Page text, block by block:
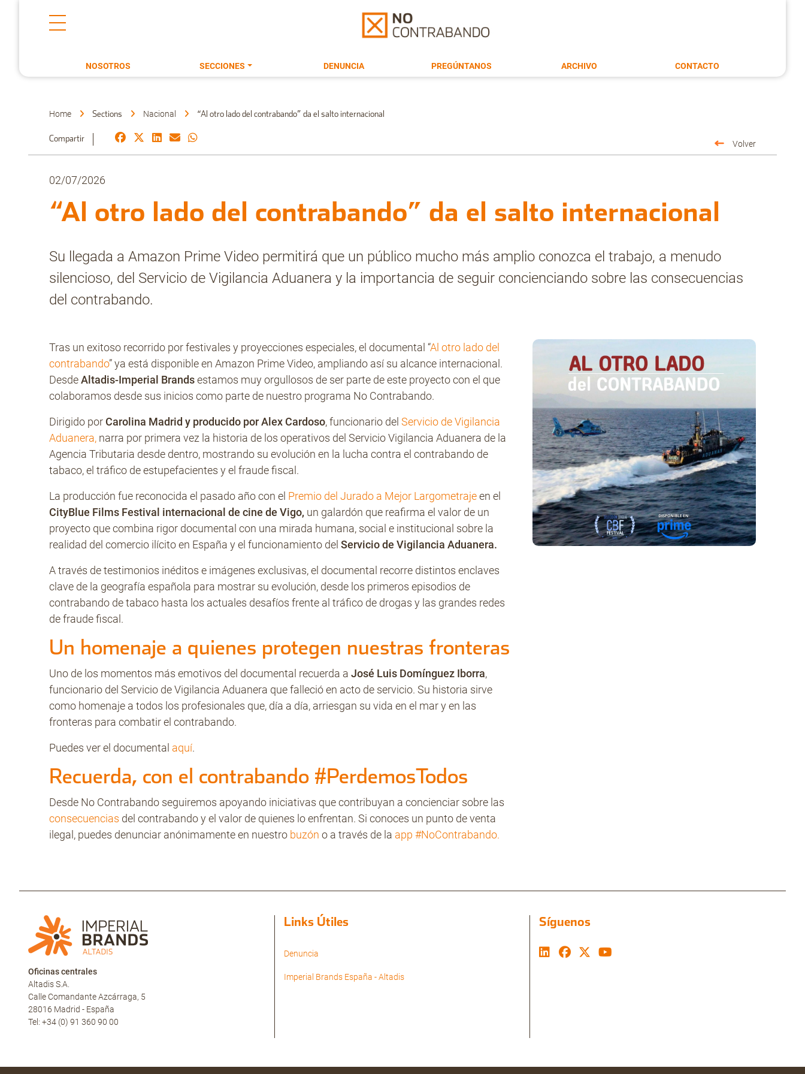
NOSOTROS SECCIONES DENUNCIA PREGÚNTANOS ARCHIVO CONTACTO
Home Sections Nacional “Al otro lado del contrabando” da el salto internacional
Compartir Volver
02/07/2026
“Al otro lado del contrabando” da el salto internacional
Su llegada a Amazon Prime Video permitirá que un público mucho más amplio conozca el trabajo, a menudo
silencioso, del Servicio de Vigilancia Aduanera y la importancia de seguir concienciando sobre las consecuencias
del contrabando.
Tras un exitoso recorrido por festivales y proyecciones especiales, el documental “Al otro lado del
contrabando” ya está disponible en Amazon Prime Video, ampliando así su alcance internacional.
DesdeAltadis-Imperial Brandsestamos muy orgullosos de ser parte de este proyecto con el que
colaboramos desde sus inicios como parte de nuestro programa No Contrabando.
Dirigido porCarolina Madrid y producido por Alex Cardoso, funcionario del Servicio de Vigilancia
Aduanera, narra por primera vez la historia de los operativos del Servicio Vigilancia Aduanera de la
Agencia Tributaria desde dentro, mostrando su evolución en la lucha contra el contrabando de
tabaco, el tráfico de estupefacientes y el fraude fiscal.
La producción fue reconocida el pasado año con el Premio del Jurado a Mejor Largometrajeen el
CityBlue Films Festival internacional de cine de Vigo, un galardón que reafirma el valor de un
proyecto que combina rigor documental con una mirada humana, social e institucional sobre la
realidad del comercio ilícito en España y el funcionamiento del Servicio de Vigilancia Aduanera.
A través de testimonios inéditos e imágenes exclusivas, el documental recorre distintos enclaves
clave de la geografía española para mostrar su evolución, desde los primeros episodios de
contrabando de tabaco hasta los actuales desafíos frente al tráfico de drogas y las grandes redes
de fraude fiscal.
Un homenaje a quienes protegen nuestras fronteras
Uno de los momentos más emotivos del documental recuerda a José Luis Domínguez Iborra,
funcionario del Servicio de Vigilancia Aduanera que falleció en acto de servicio. Su historia sirve
como homenaje a todos los profesionales que, día a día, arriesgan su vida en el mar y en las
fronteras para combatir el contrabando.
Puedes ver el documental aquí.
Recuerda, con el contrabando #PerdemosTodos
Desde No Contrabando seguiremos apoyando iniciativas que contribuyan a concienciar sobre las
consecuencias del contrabando y el valor de quienes lo enfrentan. Si conoces un punto de venta
ilegal, puedes denunciar anónimamente en nuestro buzón o a través de la app #NoContrabando.
Oficinas centrales
Altadis S.A.
Calle Comandante Azcárraga, 5
28016 Madrid - España
Tel: +34 (0) 91 360 90 00
Links Útiles
Denuncia
Imperial Brands España - Altadis
Síguenos